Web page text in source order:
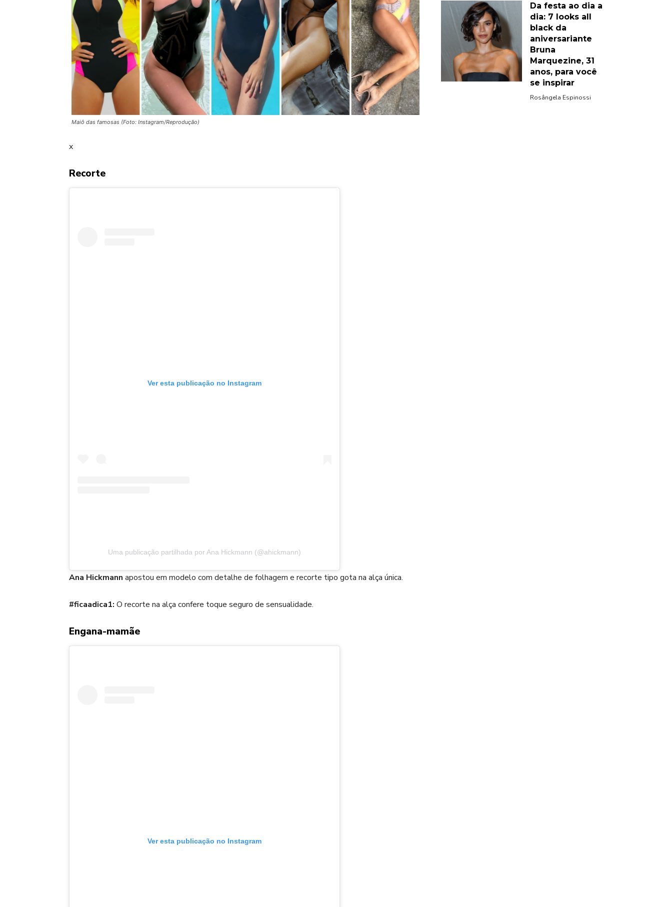
Maiô das famosas (Foto: Instagram/Reprodução)
x
Recorte
Ver esta publicação no Instagram
Uma publicação partilhada por Ana Hickmann (@ahickmann)
Ana Hickmann apostou em modelo com detalhe de folhagem e recorte tipo gota na alça única.
#ficaadica1: O recorte na alça confere toque seguro de sensualidade.
Engana-mamãe
Ver esta publicação no Instagram
Da festa ao dia a
dia: 7 looks all
black da
aniversariante
Bruna
Marquezine, 31
anos, para você
se inspirar
Rosângela Espinossi